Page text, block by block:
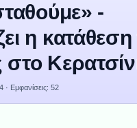
-
η κατάθεση
· Εμφανίσεις: 52